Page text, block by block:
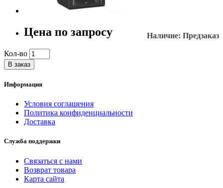
Наличие: Предзаказ
Цена по запросу
Кол-во
В заказ
Информация
Условия соглашения
Политика конфиденциальности
Доставка
Служба поддержки
Связаться с нами
Возврат товара
Карта сайта